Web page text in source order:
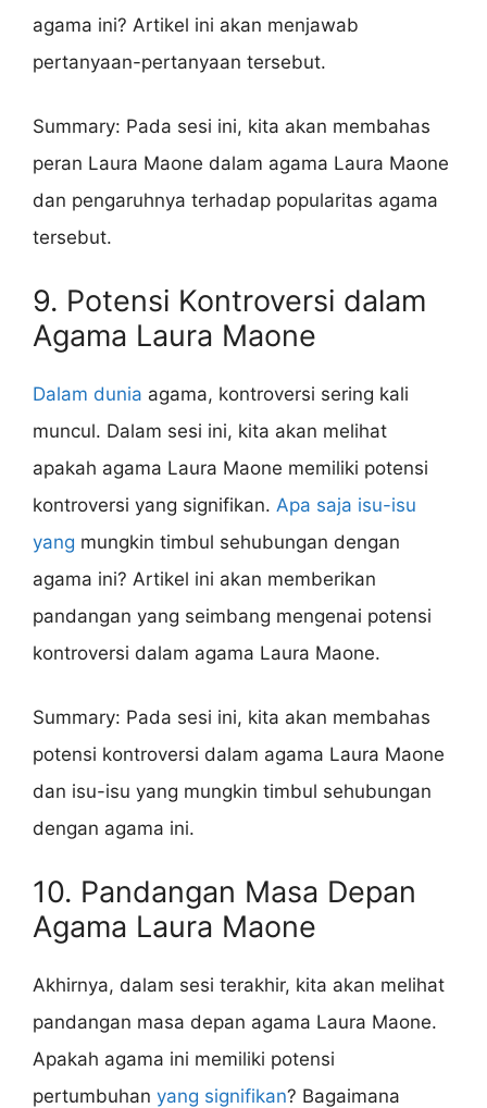
agama ini? Artikel ini akan menjawab
pertanyaan-pertanyaan tersebut.
Summary: Pada sesi ini, kita akan membahas
peran Laura Maone dalam agama Laura Maone
dan pengaruhnya terhadap popularitas agama
tersebut.
9. Potensi Kontroversi dalam
Agama Laura Maone
Dalam dunia agama, kontroversi sering kali
muncul. Dalam sesi ini, kita akan melihat
apakah agama Laura Maone memiliki potensi
kontroversi yang signifikan. Apa saja isu-isu
yang mungkin timbul sehubungan dengan
agama ini? Artikel ini akan memberikan
pandangan yang seimbang mengenai potensi
kontroversi dalam agama Laura Maone.
Summary: Pada sesi ini, kita akan membahas
potensi kontroversi dalam agama Laura Maone
dan isu-isu yang mungkin timbul sehubungan
dengan agama ini.
10. Pandangan Masa Depan
Agama Laura Maone
Akhirnya, dalam sesi terakhir, kita akan melihat
pandangan masa depan agama Laura Maone.
Apakah agama ini memiliki potensi
pertumbuhan yang signifikan? Bagaimana